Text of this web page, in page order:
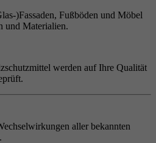
)Fassaden, Fußböden und Möbel
und Materialien.
werden auf Ihre Qualität
aller bekannten